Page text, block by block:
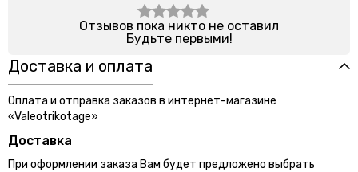
Отзывов пока никто не оставил
Будьте первыми!
Доставка и оплата
Оплата и отправка заказов в интернет-магазине
«Valeotrikotage»
Доставка
При оформлении заказа Вам будет предложено выбрать